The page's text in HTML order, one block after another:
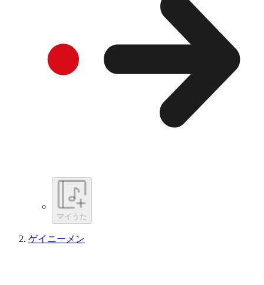
マイうた
ゲイニーメン